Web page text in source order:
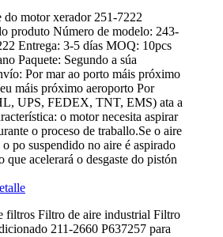
do motor xerador 251-7222
produto Número de modelo: 243-
Entrega: 3-5 días MOQ: 10pcs
Paquete: Segundo a súa
Por mar ao porto máis próximo
máis próximo aeroporto Por
UPS, FEDEX, TNT, EMS) ata a
o motor necesita aspirar
o proceso de traballo.Se o aire
po suspendido no aire é aspirado
que acelerará o desgaste do pistón